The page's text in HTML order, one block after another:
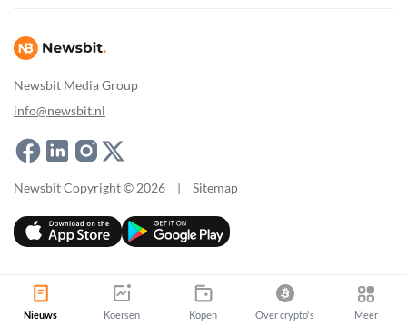
Newsbit Media Group
info@newsbit.nl
Newsbit Copyright © 2026 | Sitemap
Nieuws Koersen Kopen Over crypto's Meer